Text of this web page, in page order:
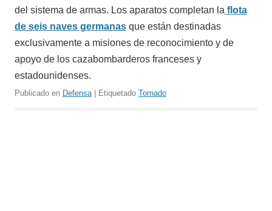
del sistema de armas. Los aparatos completan la flota
de seis naves germanas que están destinadas
exclusivamente a misiones de reconocimiento y de
apoyo de los cazabombarderos franceses y
estadounidenses.
Publicado en Defensa| Etiquetado Tornado